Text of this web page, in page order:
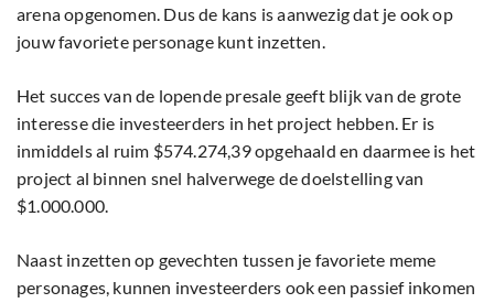
arena opgenomen. Dus de kans is aanwezig dat je ook op
jouw favoriete personage kunt inzetten.
Het succes van de lopende presale geeft blijk van de grote
interesse die investeerders in het project hebben. Er is
inmiddels al ruim $574.274,39 opgehaald en daarmee is het
project al binnen snel halverwege de doelstelling van
$1.000.000.
Naast inzetten op gevechten tussen je favoriete meme
personages, kunnen investeerders ook een passief inkomen